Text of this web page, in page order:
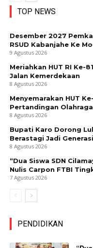
TOP NEWS
Desember 2027
RSUD Kabanjahe Ke
9 Agustus 2026
Meriahkan HUT RI Ke-
Jalan Kemerdekaan
8 Agustus 2026
Menyemarakan HUT
Pertandingan
8 Agustus 2026
Bupati Karo Dorong
Berastagi Jadi
8 Agustus 2026
“Dua Siswa SDN
Nulis Carpon FTBI
7 Agustus 2026
PENDIDIKAN